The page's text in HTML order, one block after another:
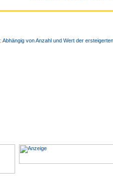
von Anzahl und Wert der